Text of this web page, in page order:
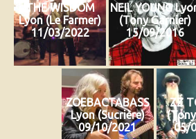
THE WISDOM
Lyon (Le Farmer)
11/03/2022
NEIL YOUNG
(Tony Garnier)
15/09/2016
ZOEBACTABASS
Lyon (Sucrière)
09/10/2021
ZZ
05/